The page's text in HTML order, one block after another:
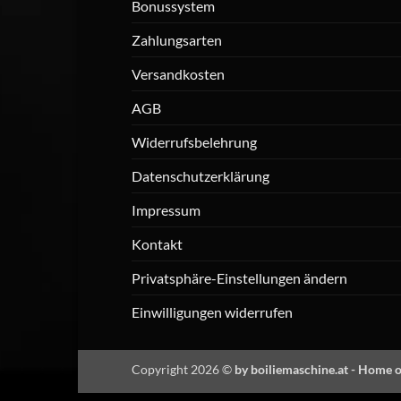
Die
auf
Produktseite
Bonussystem
Zahlungsarten
Versandkosten
AGB
Widerrufsbelehrung
Datenschutzerklärung
Impressum
Kontakt
Privatsphäre-Einstellungen ändern
Einwilligungen widerrufen
Copyright 2026 © by boiliemaschine.at - Home